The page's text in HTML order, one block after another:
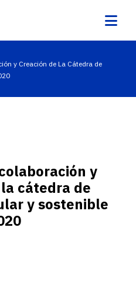
y Creación de La Cátedra de
y
cátedra de
y sostenible